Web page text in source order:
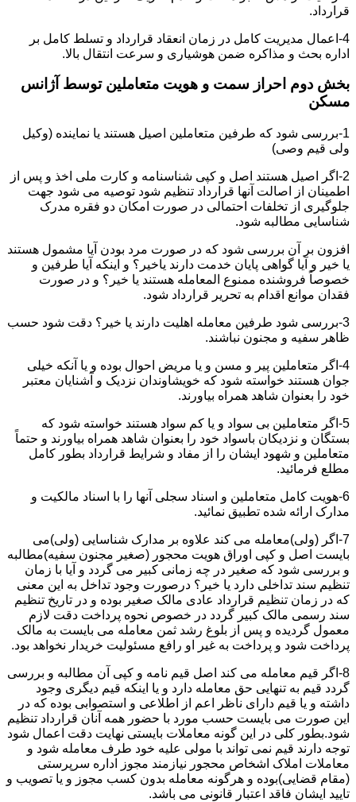
قرارداد.
4-اعمال مدیریت کامل در زمان انعقاد قرارداد و تسلط کامل بر
اداره بحث و مذاکره ضمن هوشیاری و سرعت انتقال بالا.
بخش دوم احراز سمت و هویت متعاملین توسط آژانس
مسکن
1-بررسی شود که طرفین متعاملین اصیل هستند یا نماینده (وکیل
ولی قیم وصی)
2-اگر اصیل هستند اصل و کپی شناسنامه و کارت ملی اخذ و پس از
اطمینان از اصالت آنها قرارداد تنظیم شود توصیه می شود جهت
جلوگیری از تخلفات احتمالی در صورت امکان دو فقره مدرک
شناسایی مطالبه شود.
افزون بر آن بررسی شود که در صورت مرد بودن آیا مشمول هستند
یا خیر و آیا گواهی پایان خدمت دارند یاخیر؟ و اینکه آیا طرفین و
خصوصاً فروشنده ممنوع المعامله هستند یا خیر؟ و در صورت
فقدان موانع اقدام به تحریر قرارداد شود.
3-بررسی شود طرفین معامله اهلیت دارند یا خیر؟ دقت شود حسب
ظاهر سفیه و مجنون نباشند.
4-اگر متعاملین پیر و مسن و یا مریض احوال بوده و یا آنکه خیلی
جوان هستند خواسته شود که خویشاوندان نزدیک و آشنایان معتبر
خود را بعنوان شاهد همراه بیاورند.
5-اگر متعاملین بی سواد و یا کم سواد هستند خواسته شود که
بستگان و نزدیکان باسواد خود را بعنوان شاهد همراه بیاورند و حتماً
متعاملین و شهود ایشان را از مفاد و شرایط قرارداد بطور کامل
مطلع فرمائید.
6-هویت کامل متعاملین و اسناد سجلی آنها را با اسناد مالکیت و
مدارک ارائه شده تطبیق نمائید.
7-اگر (ولی)معامله می کند علاوه بر مدارک شناسایی (ولی)می
بایست اصل و کپی اوراق هویت محجور (صغیر مجنون سفیه)مطالبه
و بررسی شود که صغیر در چه زمانی کبیر می گردد و آیا با زمان
تنظیم سند تداخلی دارد یا خیر؟ درصورت وجود تداخل به این معنی
که در زمان تنظیم قرارداد عادی مالک صغیر بوده و در تاریخ تنظیم
سند رسمی مالک کبیر گردد در خصوص نحوه پرداخت دقت لازم
معمول گردیده و پس از بلوغ رشد ثمن معامله می بایست به مالک
پرداخت شود و پرداخت به غیر او رافع مسئولیت خریدار نخواهد بود.
8-اگر قیم معامله می کند اصل قیم نامه و کپی آن مطالبه و بررسی
گردد قیم به تنهایی حق معامله دارد و یا اینکه قیم دیگری وجود
داشته و یا قیم دارای ناظر اعم از اطلاعی و استصوابی بوده که در
این صورت می بایست حسب مورد با حضور همه آنان قرارداد تنظیم
شود.بطور کلی در این گونه معاملات بایستی نهایت دقت اعمال شود
توجه دارند قیم نمی تواند با مولی علیه خود طرف معامله شود و
معاملات املاک اشخاص محجور نیازمند مجوز اداره سرپرستی
(مقام قضایی)بوده و هرگونه معامله بدون کسب مجوز و یا تصویب و
تایید ایشان فاقد اعتبار قانونی می باشد.